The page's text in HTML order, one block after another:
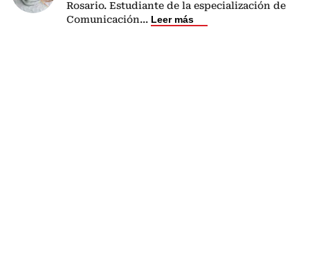
Rosario. Estudiante de la especialización de
Comunicación... Leer más